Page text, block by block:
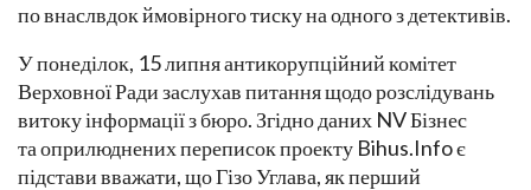
по внаслвдок ймовірного тиску на одного з детективів.
У понеділок, 15 липня антикорупційний комітет
Верховної Ради заслухав питання щодо розслідувань
витоку інформації з бюро. Згідно даних NV Бізнес
та оприлюднених переписок проекту Bihus.Info є
підстави вважати, що Гізо Углава, як перший